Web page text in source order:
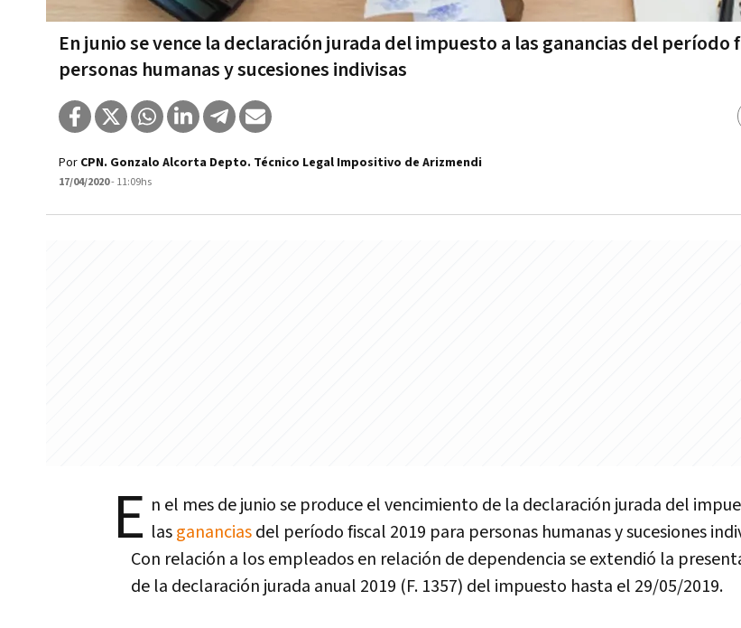
En junio se vence la declaración jurada del impuesto a las ganancias del período
personas humanas y sucesiones indivisas
Por CPN. Gonzalo Alcorta Depto. Técnico Legal Impositivo de Arizmendi
17/04/2020- 11:09hs
E n el mes de junio se produce el vencimiento de la declaración jurada del
lasgananciasdel período fiscal 2019 para personas humanas y sucesiones
Con relación a los empleados en relación de dependencia se extendió la
de la declaración jurada anual 2019 (F. 1357) del impuesto hasta el 29/05/2019.